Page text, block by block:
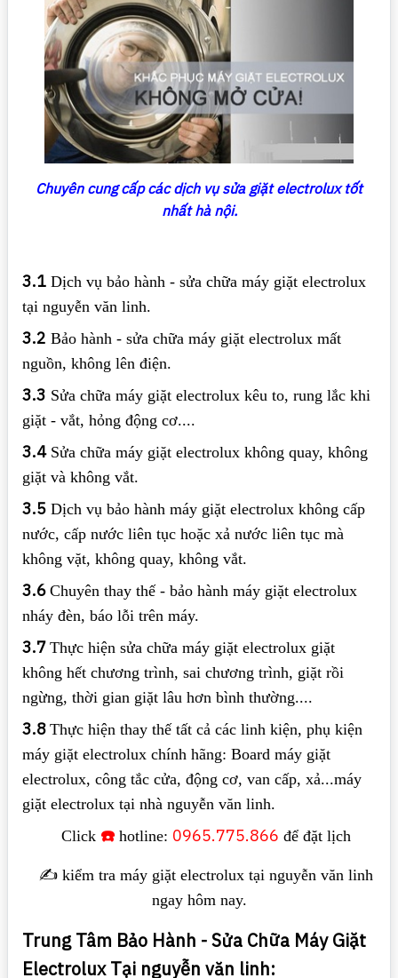
Chuyên cung cấp các dịch vụ sửa giặt electrolux tốt
nhất hà nội.
3.1 Dịch vụ bảo hành - sửa chữa máy giặt electrolux
tại nguyễn văn linh.
3.2 Bảo hành - sửa chữa máy giặt electrolux mất
nguồn, không lên điện.
3.3 Sửa chữa máy giặt electrolux kêu to, rung lắc khi
giặt - vắt, hỏng động cơ....
3.4Sửa chữa máy giặt electrolux không quay, không
giặt và không vắt.
3.5 Dịch vụ bảo hành máy giặt electrolux không cấp
nước, cấp nước liên tục hoặc xả nước liên tục mà
không vặt, không quay, không vắt.
3.6 Chuyên thay thế - bảo hành máy giặt electrolux
nháy đèn, báo lỗi trên máy.
3.7 Thực hiện sửa chữa máy giặt electrolux giặt
không hết chương trình, sai chương trình, giặt rồi
ngừng, thời gian giặt lâu hơn bình thường....
3.8 Thực hiện thay thế tất cả các linh kiện, phụ kiện
máy giặt electrolux chính hãng: Board máy giặt
electrolux, công tắc cửa, động cơ, van cấp, xả...máy
giặt electrolux tại nhà nguyễn văn linh.
Click ☎️hotline: 0965.775.866 để đặt lịch
✍️ kiểm tra máy giặt electrolux tại nguyễn văn linh
ngay hôm nay.
Trung Tâm Bảo Hành - Sửa Chữa Máy Giặt
Electrolux Tại nguyễn văn linh: